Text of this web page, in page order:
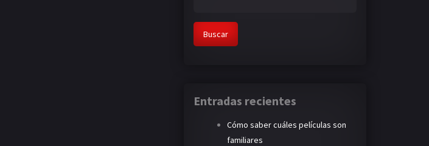
Buscar
Entradas recientes
Cómo saber cuáles películas son
familiares